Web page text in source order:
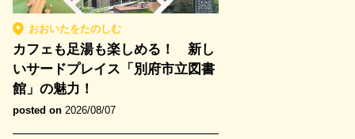
おおいたをたのしむ
カフェも足湯も楽しめる！ 新し
いサードプレイス「別府市立図書
館」の魅力！
posted on 2026/08/07